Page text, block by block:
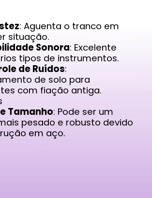
: Aguenta o tranco em
situação.
Sonora: Excelente
tipos de instrumentos.
de Ruídos:
de solo para
com fiação antiga.
Tamanho: Pode ser um
pesado e robusto devido
em aço.